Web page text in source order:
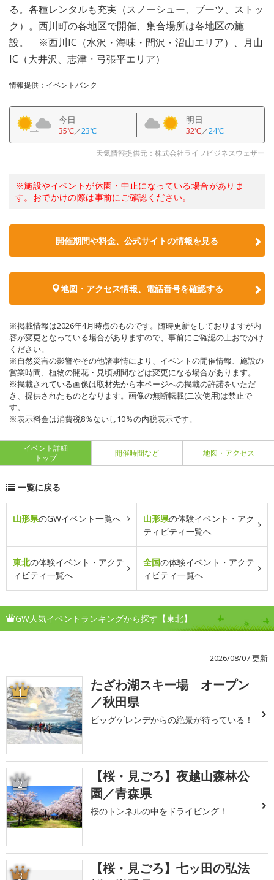
る。各種レンタルも充実（スノーシュー、ブーツ、ストッ
ク）。西川町の各地区で開催、集合場所は各地区の施
設。 ※西川IC（水沢・海味・間沢・沼山エリア）、月山
IC（大井沢、志津・弓張平エリア）
情報提供：イベントバンク
今日
35℃／23℃
明日
32℃／24℃
天気情報提供元：株式会社ライフビジネスウェザー
※施設やイベントが休園・中止になっている場合がありま
す。おでかけの際は事前にご確認ください。
開催期間や料金、公式サイトの情報を見る
地図・アクセス情報、電話番号を確認する
※掲載情報は2026年4月時点のものです。随時更新をしておりますが内
容が変更となっている場合がありますので、事前にご確認の上おでかけ
ください。
※自然災害の影響やその他諸事情により、イベントの開催情報、施設の
営業時間、植物の開花・見頃期間などは変更になる場合があります。
※掲載されている画像は取材先から本ページへの掲載の許諾をいただ
き、提供されたものとなります。画像の無断転載(二次使用)は禁止で
す。
※表示料金は消費税8％ないし10％の内税表示です。
イベント詳細
トップ
開催時間など 地図・アクセス
一覧に戻る
山形県のGWイベント一覧へ 山形県の体験イベント・アク
ティビティ一覧へ
東北の体験イベント・アクテ
ィビティ一覧へ
全国の体験イベント・アクテ
ィビティ一覧へ
GW人気イベントランキングから探す【東北】
2026/08/07 更新
1
たざわ湖スキー場 オープン
／秋田県
ビッグゲレンデからの絶景が待っている！
2
【桜・見ごろ】夜越山森林公
園／青森県
桜のトンネルの中をドライビング！
3
【桜・見ごろ】七ッ田の弘法